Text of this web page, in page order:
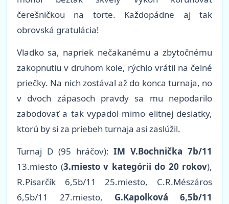
čerešničkou na torte. Každopádne aj tak
obrovská gratulácia!
Vladko sa, napriek nečakanému a zbytočnému
zakopnutiu v druhom kole, rýchlo vrátil na čelné
priečky. Na nich zostával až do konca turnaja, no
v dvoch zápasoch pravdy sa mu nepodarilo
zabodovať a tak vypadol mimo elitnej desiatky,
ktorú by si za priebeh turnaja asi zaslúžil.
Turnaj D (95 hráčov):IM V.Bochnička 7b/11
13.miesto (3.miesto v kategórii do 20 rokov),
R.Pisarčík 6,5b/11 25.miesto, C.R.Mészáros
6,5b/11 27.miesto, G.Kapolková 6,5b/11